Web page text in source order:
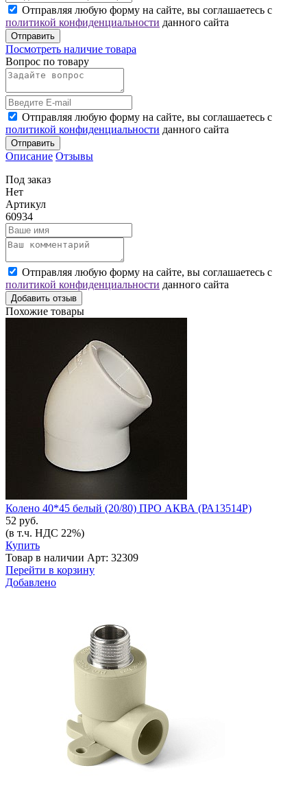
Отправляя любую форму на сайте, вы соглашаетесь с
политикой конфиденциальности данного сайта
Отправить
Посмотреть наличие товара
Вопрос по товару
Отправляя любую форму на сайте, вы соглашаетесь с
политикой конфиденциальности данного сайта
Отправить
Описание Отзывы
Под заказ
Нет
Артикул
60934
Отправляя любую форму на сайте, вы соглашаетесь с
политикой конфиденциальности данного сайта
Добавить отзыв
Похожие товары
Колено 40*45 белый (20/80) ПРО АКВА (РА13514Р)
52 руб.
(в т.ч. НДС 22%)
Купить
Товар в наличии Арт: 32309
Перейти в корзину
Добавлено